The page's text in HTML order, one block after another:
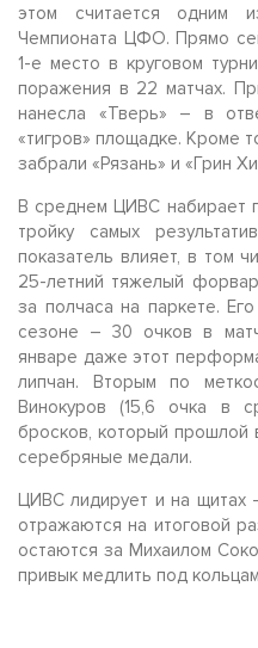
этом считается одним
Чемпионата ЦФО. Прямо
1-е место в круговом
поражения в 22 матчах.
нанесла «Тверь» – в
«тигров» площадке. Кроме
забрали «Рязань» и «Грин
В среднем ЦИВС набирает
тройку самых
показатель влияет, в том
25-летний тяжелый
за полчаса на паркете.
сезоне – 30 очков в
январе даже этот
липчан. Вторым по
Винокуров (15,6 очка в
бросков, который прошлой
серебряные медали.
ЦИВС лидирует и на щитах
отражаются на итоговой
остаются за Михаилом
привык медлить под